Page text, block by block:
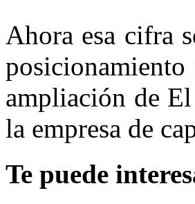
Ahora esa cifra
ampliación de
la empresa de
Te puede